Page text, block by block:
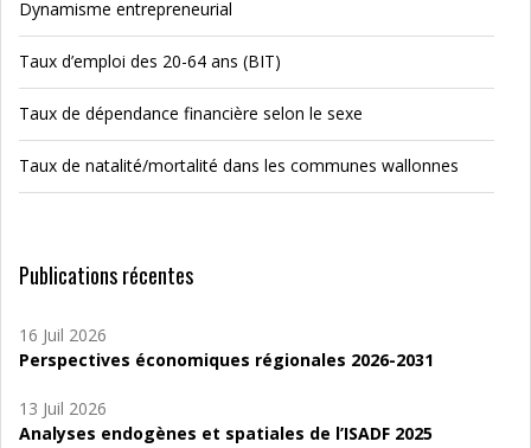
Dynamisme entrepreneurial
Taux d’emploi des 20-64 ans (BIT)
Taux de dépendance financière selon le sexe
Taux de natalité/mortalité dans les communes wallonnes
Publications récentes
16 Juil 2026
Perspectives économiques régionales 2026-2031
13 Juil 2026
Analyses endogènes et spatiales de l’ISADF 2025